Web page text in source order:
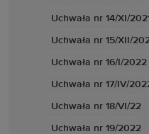
Uchwała nr 14/XI/2021
Uchwała nr 15/XII/
Uchwała nr 16/I/2022
Uchwała nr 17/IV/
Uchwała nr 18/VI/22
Uchwała nr 19/2022